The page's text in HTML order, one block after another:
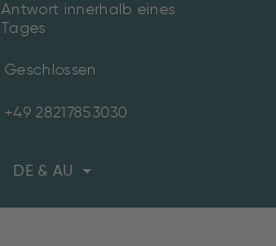
Antwort innerhalb eines
Tages
Geschlossen
+49 28217853030
DE & AU